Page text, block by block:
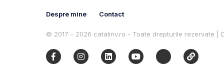
Despre mine Contact
© 2017 - 2026 catalinv.ro - Toate drepturile rezervate |